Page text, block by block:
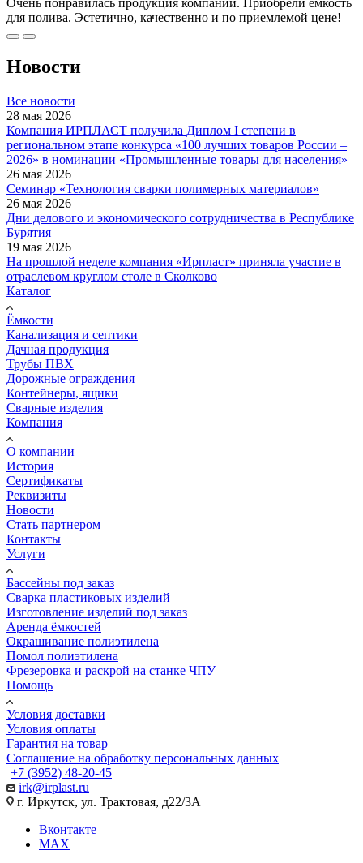
для полива. Эстетично, качественно и по приемлемой цене!
Новости
Все новости
28 мая 2026
Компания ИРПЛАСТ получила Диплом I степени в
региональном этапе конкурса «100 лучших товаров России –
2026» в номинации «Промышленные товары для населения»
26 мая 2026
Семинар «Технология сварки полимерных материалов»
26 мая 2026
Дни делового и экономического сотрудничества в Республике
Бурятия
19 мая 2026
На прошлой неделе компания «Ирпласт» приняла участие в
отраслевом круглом столе в Сколково
Каталог
Ёмкости
Канализация и септики
Дачная продукция
Трубы ПВХ
Дорожные ограждения
Контейнеры, ящики
Сварные изделия
Компания
О компании
История
Сертификаты
Реквизиты
Новости
Стать партнером
Контакты
Услуги
Бассейны под заказ
Сварка пластиковых изделий
Изготовление изделий под заказ
Аренда ёмкостей
Окрашивание полиэтилена
Помол полиэтилена
Фрезеровка и раскрой на станке ЧПУ
Помощь
Условия доставки
Условия оплаты
Гарантия на товар
Соглашение на обработку персональных данных
+7 (3952) 48-20-45
irk@irplast.ru
г. Иркутск, ул. Трактовая, д22/3А
Вконтакте
MAX